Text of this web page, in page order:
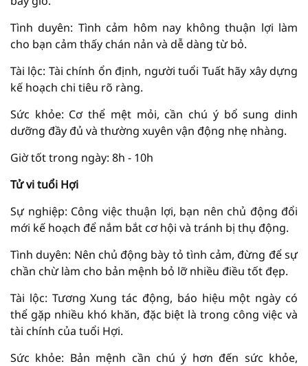
Tình duyên: Tình cảm hôm nay không thuận lợi làm
cho bạn cảm thấy chán nản và dễ dàng từ bỏ.
Tài lộc: Tài chính ổn định, người tuổi Tuất hãy xây dựng
kế hoạch chi tiêu rõ ràng.
Sức khỏe: Cơ thể mệt mỏi, cần chú ý bổ sung dinh
dưỡng đầy đủ và thường xuyên vận động nhẹ nhàng.
Giờ tốt trong ngày: 8h - 10h
Tử vi tuổi Hợi
Sự nghiệp: Công việc thuận lợi, bạn nên chủ động đổi
mới kế hoạch để nắm bắt cơ hội và tránh bị thụ động.
Tình duyên: Nên chủ động bày tỏ tình cảm, đừng để sự
chần chừ làm cho bản mệnh bỏ lỡ nhiều điều tốt đẹp.
Tài lộc: Tương Xung tác động, báo hiệu một ngày có
thể gặp nhiều khó khăn, đặc biệt là trong công việc và
tài chính của tuổi Hợi.
Sức khỏe: Bản mệnh cần chú ý hơn đến sức khỏe,